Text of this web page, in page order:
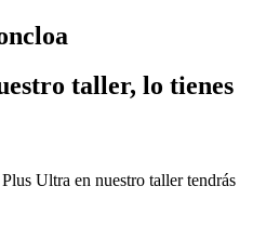
taller, lo tienes
Ultra en nuestro taller tendrás